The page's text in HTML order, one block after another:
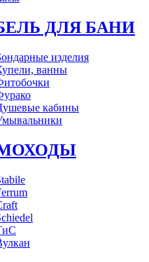
ДЛЯ БАНИ
изделия
ванны
кабины